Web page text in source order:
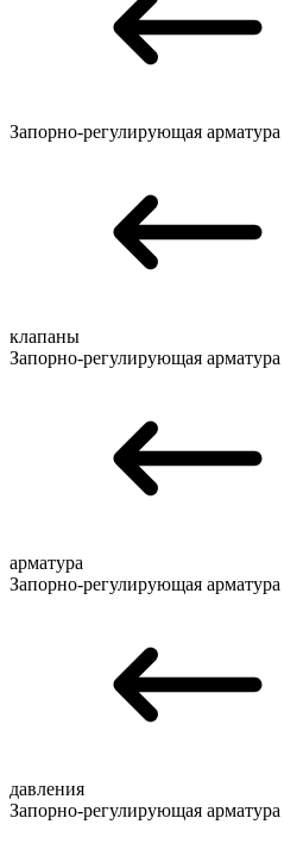
Запорно-регулирующая арматура
клапаны
Запорно-регулирующая арматура
арматура
Запорно-регулирующая арматура
давления
Запорно-регулирующая арматура